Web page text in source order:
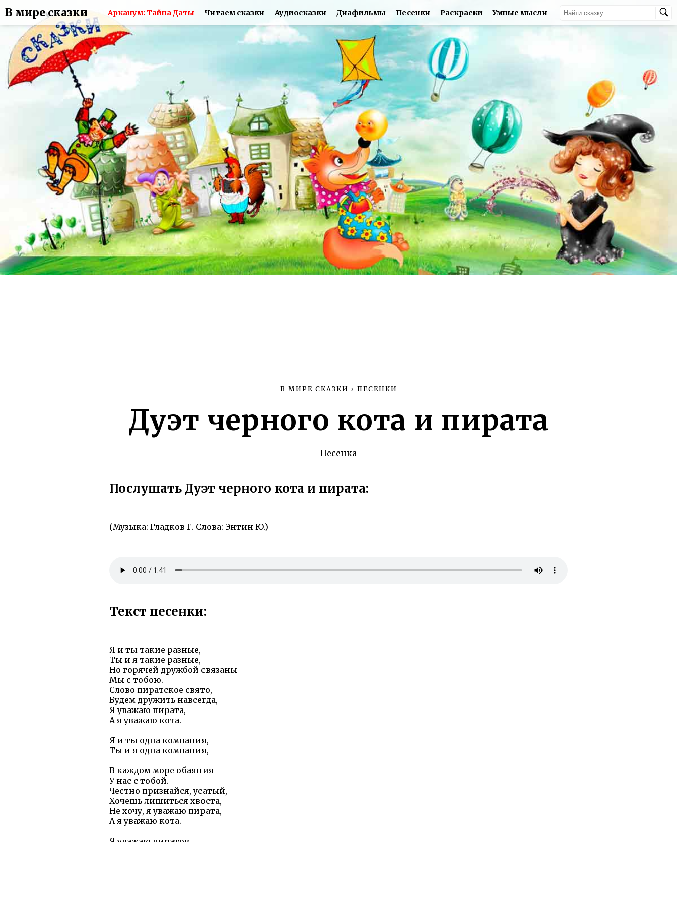
В мире сказки Арканум: Тайна Даты Читаем сказки Аудиосказки Диафильмы Песенки Раскраски Умные мысли
В МИРЕ СКАЗКИ › ПЕСЕНКИ
Дуэт черного кота и пирата
Песенка
Послушать Дуэт черного кота и пирата:
(Музыка: Гладков Г. Слова: Энтин Ю.)
Текст песенки:
Я и ты такие разные,
Ты и я такие разные,
Но горячей дружбой связаны
Мы с тобою.
Слово пиратское свято,
Будем дружить навсегда,
Я уважаю пирата,
А я уважаю кота.
Я и ты одна компания,
Ты и я одна компания,
В каждом море обаяния
У нас с тобой.
Честно признайся, усатый,
Хочешь лишиться хвоста,
Не хочу, я уважаю пирата,
А я уважаю кота.
Я уважаю пиратов,